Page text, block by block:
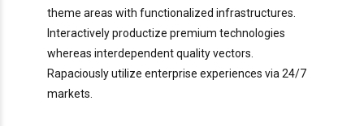
theme areas with functionalized infrastructures.
Interactively productize premium technologies
whereas interdependent quality vectors.
Rapaciously utilize enterprise experiences via 24/7
markets.